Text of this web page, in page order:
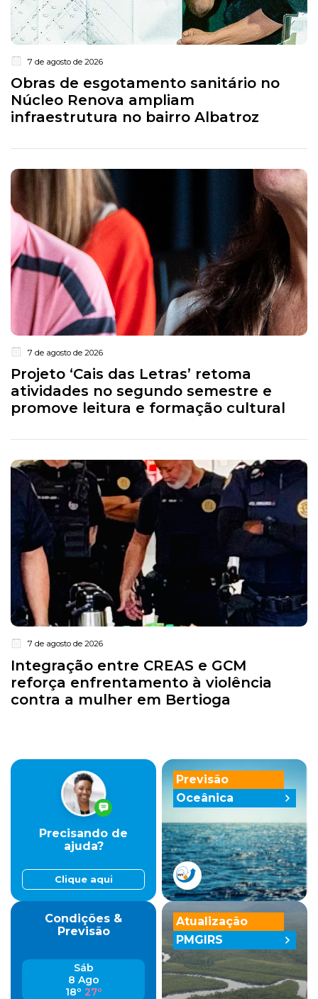
7 de agosto de 2026
Obras de esgotamento sanitário no
Núcleo Renova ampliam
infraestrutura no bairro Albatroz
7 de agosto de 2026
Projeto ‘Cais das Letras’ retoma
atividades no segundo semestre e
promove leitura e formação cultural
7 de agosto de 2026
Integração entre CREAS e GCM
reforça enfrentamento à violência
contra a mulher em Bertioga
Previsão
Oceânica
Precisando de
ajuda?
Clique aqui
Condições &
Previsão
Sáb
8 Ago
18º 27º
Atualização
PMGIRS